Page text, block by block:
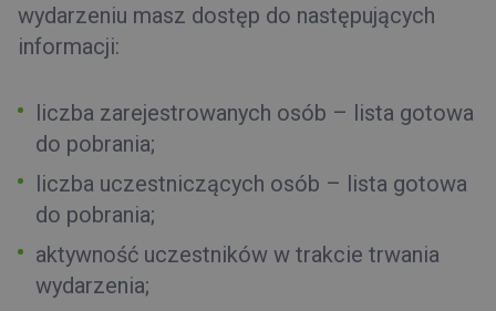
wydarzeniu masz dostęp do następujących
informacji:
liczba zarejestrowanych osób – lista gotowa
do pobrania;
liczba uczestniczących osób – lista gotowa
do pobrania;
aktywność uczestników w trakcie trwania
wydarzenia;